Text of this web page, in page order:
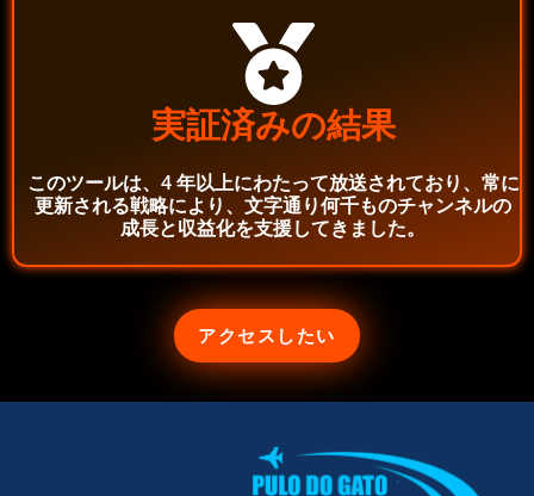
実証済みの結果
このツールは、4 年以上にわたって放送されており、常に
更新される戦略により、文字通り何千ものチャンネルの
成長と収益化を支援してきました。
アクセスしたい